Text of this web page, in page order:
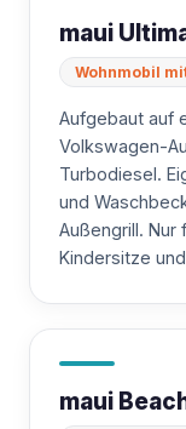
maui
Wohnmobil
Aufgebaut auf
Volkswagen-
Turbodiesel.
und
Außengrill. Nur
Kindersitze
maui